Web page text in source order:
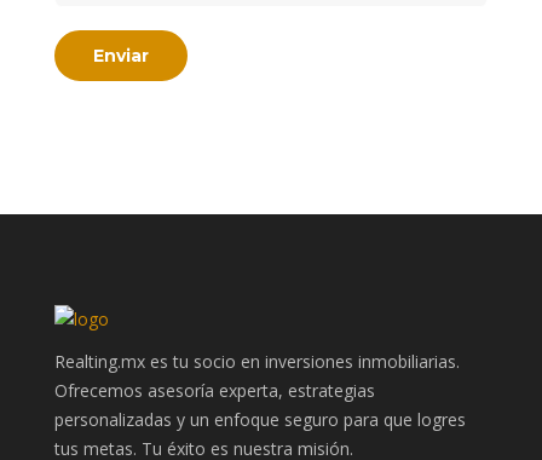
Realting.mx es tu socio en inversiones inmobiliarias.
Ofrecemos asesoría experta, estrategias
personalizadas y un enfoque seguro para que logres
tus metas. Tu éxito es nuestra misión.